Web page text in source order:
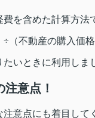
を含めた計算方法
（不動産の購入価
いときに利用しま
意点！
意点にも着目して